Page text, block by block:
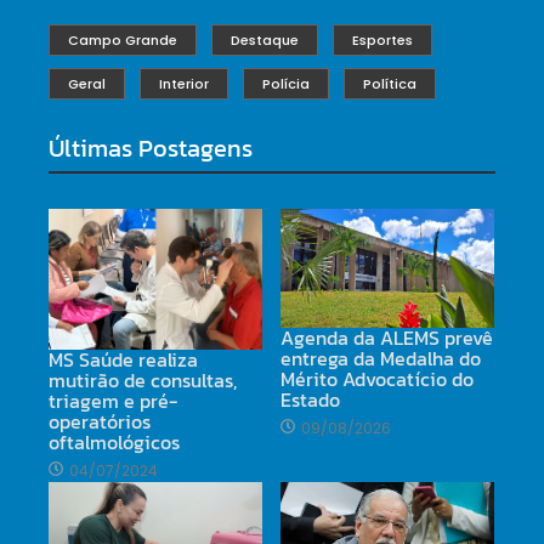
Campo Grande Destaque Esportes
Geral Interior Polícia Política
Últimas Postagens
MS Saúde realiza
mutirão de consultas,
triagem e pré-
operatórios
oftalmológicos
04/07/2024
Agenda da ALEMS prevê
entrega da Medalha do
Mérito Advocatício do
Estado
09/08/2026